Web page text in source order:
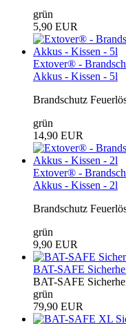
grün
5,90 EUR
Extover® -
Akkus - Kissen - 5l
Brandschutz
grün
14,90 EUR
Extover® -
Akkus - Kissen - 2l
Brandschutz
grün
9,90 EUR
BAT-SAFE
BAT-SAFE
grün
79,90 EUR